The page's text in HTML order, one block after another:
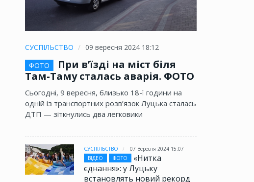
СУСПІЛЬСТВО
09 вересня 2024 18:12
ФОТО
При в’їзді на міст біля
Там-Таму сталась аварія. ФОТО
Сьогодні, 9 вересня, близько 18-ї години на
одній із транспортних розв’язок Луцька сталась
ДТП — зіткнулись два легковики
СУСПІЛЬСТВО
07 Вересня 2024 15:07
ВІДЕО
ФОТО
«Нитка
єднання»: у Луцьку
встановлять новий рекорд